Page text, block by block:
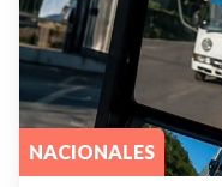
NACIONALES